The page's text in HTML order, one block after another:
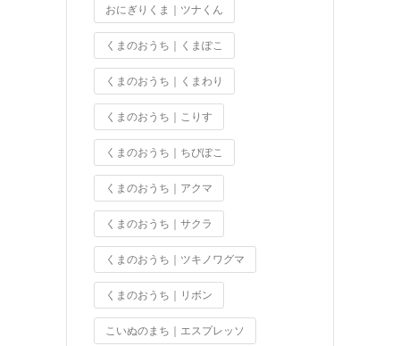
おにぎりくま｜ツナくん
くまのおうち｜くまぽこ
くまのおうち｜くまわり
くまのおうち｜こりす
くまのおうち｜ちびぽこ
くまのおうち｜アクマ
くまのおうち｜サクラ
くまのおうち｜ツキノワグマ
くまのおうち｜リボン
こいぬのまち｜エスプレッソ